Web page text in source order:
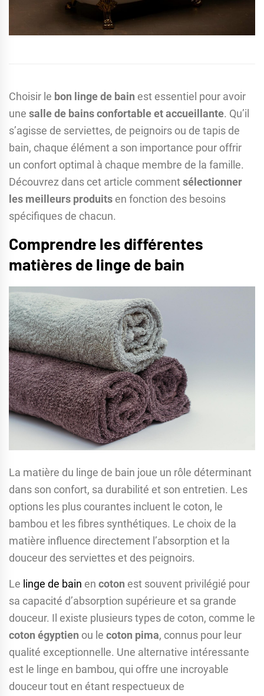
Choisir le bon linge de bain est essentiel pour avoir
une salle de bains confortable et accueillante. Qu’il
s’agisse de serviettes, de peignoirs ou de tapis de
bain, chaque élément a son importance pour offrir
un confort optimal à chaque membre de la famille.
Découvrez dans cet article commentsélectionner
les meilleurs produits en fonction des besoins
spécifiques de chacun.
Comprendre les différentes
matières de linge de bain
La matière du linge de bain joue un rôle déterminant
dans son confort, sa durabilité et son entretien. Les
options les plus courantes incluent le coton, le
bambou et les fibres synthétiques. Le choix de la
matière influence directement l’absorption et la
douceur des serviettes et des peignoirs.
Le linge de bain en coton est souvent privilégié pour
sa capacité d’absorption supérieure et sa grande
douceur. Il existe plusieurs types de coton, comme le
coton égyptien ou le coton pima, connus pour leur
qualité exceptionnelle. Une alternative intéressante
est le linge en bambou, qui offre une incroyable
douceur tout en étant respectueux de